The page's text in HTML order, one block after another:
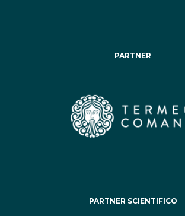
PARTNER
PARTNER SCIENTIFICO